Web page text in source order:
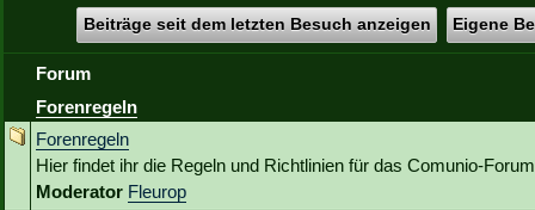
Beiträge seit dem letzten Besuch anzeigen Eigene
Forum
Forenregeln
Forenregeln
Hier findet ihr die Regeln und Richtlinien für das Comunio-
Moderator Fleurop